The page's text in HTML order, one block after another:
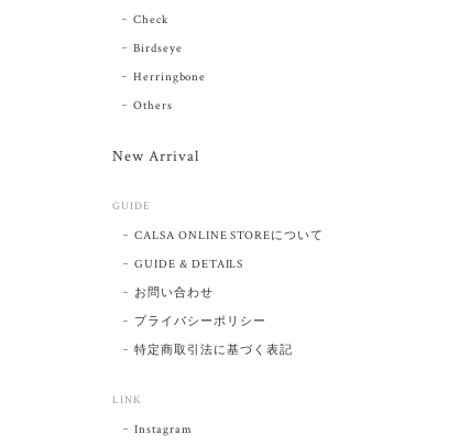
Check
Birdseye
Herringbone
Others
New Arrival
GUIDE
CALSA ONLINE STOREについて
GUIDE & DETAILS
お問い合わせ
プライバシーポリシー
特定商取引法に基づく表記
LINK
Instagram